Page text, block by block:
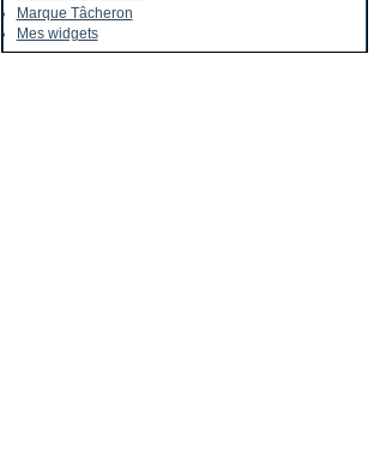
Marque Tâcheron
Mes widgets